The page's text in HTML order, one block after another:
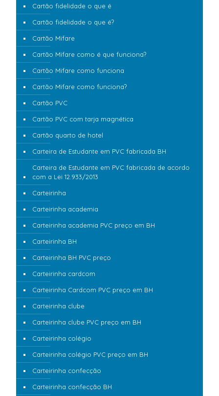
Cartão fidelidade o que é
Cartão fidelidade o que é?
Cartão Mifare
Cartão Mifare como é que funciona?
Cartão Mifare como funciona
Cartão Mifare como funciona?
Cartão PVC
Cartão PVC com tarja magnética
Cartão quarto de hotel
Carteira de Estudante em PVC fabricada BH
Carteira de Estudante em PVC fabricada de acordo
com a Lei 12.933/2013
Carteirinha
Carteirinha academia
Carteirinha academia PVC preço em BH
Carteirinha BH
Carteirinha BH PVC preço
Carteirinha cardcom
Carteirinha Cardcom PVC preço em BH
Carteirinha clube
Carteirinha clube PVC preço em BH
Carteirinha colégio
Carteirinha colégio PVC preço em BH
Carteirinha confecção
Carteirinha confecção BH